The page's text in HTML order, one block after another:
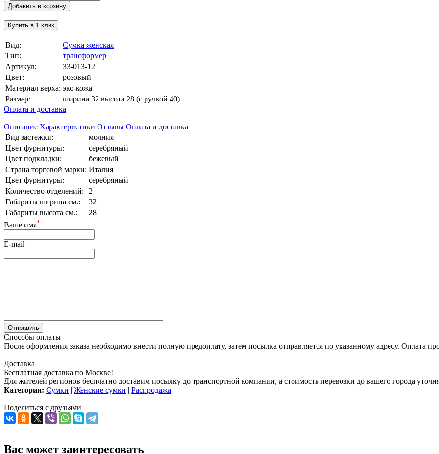
Добавить в корзину
Купить в 1 клик
Вид:
Сумка женская
Тип:
трансформер
Артикул:
33-013-12
Цвет:
розовый
Материал верха: эко-кожа
Размер:
ширина 32 высота 28 (с ручкой 40)
Оплата и доставка
Описание Характеристики Отзывы Оплата и доставка
Вид застежки:
молния
Цвет фурнитуры:
серебряный
Цвет подкладки:
бежевый
Страна торговой марки: Италия
Цвет фурнитуры:
серебряный
Количество отделений:
2
Габариты ширина см.:
32
Габариты высота см.:
28
Ваше имя*
E-mail
Способы оплаты
После оформления заказа необходимо внести полную предоплату, затем посылка отправляется по указанному адресу. Оплата
Доставка
Бесплатная доставка по Москве!
Для жителей регионов бесплатно доставим посылку до транспортной компании, а стоимость перевозки до вашего города
Категории: Сумки | Женские сумки | Распродажа
Поделиться с друзьями
Вас может заинтересовать